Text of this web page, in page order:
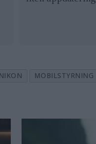
NIKON MOBILSTYRNING